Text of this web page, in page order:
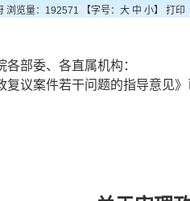
浏览量： 192571 【字号： 大 中 小】 打印
部委、各直属机构：
议案件若干问题的指导意见